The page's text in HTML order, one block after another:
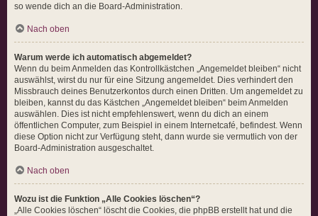
so wende dich an die Board-Administration.
Nach oben
Warum werde ich automatisch abgemeldet?
Wenn du beim Anmelden das Kontrollkästchen „Angemeldet bleiben“ nicht
auswählst, wirst du nur für eine Sitzung angemeldet. Dies verhindert den
Missbrauch deines Benutzerkontos durch einen Dritten. Um angemeldet zu
bleiben, kannst du das Kästchen „Angemeldet bleiben“ beim Anmelden
auswählen. Dies ist nicht empfehlenswert, wenn du dich an einem
öffentlichen Computer, zum Beispiel in einem Internetcafé, befindest. Wenn
diese Option nicht zur Verfügung steht, dann wurde sie vermutlich von der
Board-Administration ausgeschaltet.
Nach oben
Wozu ist die Funktion „Alle Cookies löschen“?
„Alle Cookies löschen“ löscht die Cookies, die phpBB erstellt hat und die